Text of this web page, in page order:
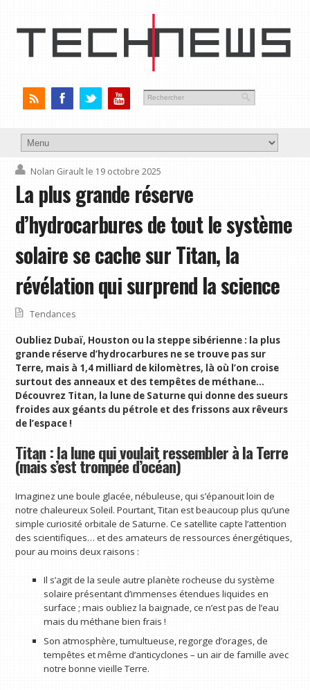
Nolan Girault le 19 octobre 2025
La plus grande réserve
d’hydrocarbures de tout le système
solaire se cache sur Titan, la
révélation qui surprend la science
Tendances
Oubliez Dubaï, Houston ou la steppe sibérienne : la plus
grande réserve d’hydrocarbures ne se trouve pas sur
Terre, mais à 1,4 milliard de kilomètres, là où l’on croise
surtout des anneaux et des tempêtes de méthane…
Découvrez Titan, la lune de Saturne qui donne des sueurs
froides aux géants du pétrole et des frissons aux rêveurs
de l’espace !
Titan : la lune qui voulait ressembler à la Terre
(mais s’est trompée d’océan)
Imaginez une boule glacée, nébuleuse, qui s’épanouit loin de
notre chaleureux Soleil. Pourtant, Titan est beaucoup plus qu’une
simple curiosité orbitale de Saturne. Ce satellite capte l’attention
des scientifiques… et des amateurs de ressources énergétiques,
pour au moins deux raisons :
Il s’agit de la seule autre planète rocheuse du système
solaire présentant d’immenses étendues liquides en
surface ; mais oubliez la baignade, ce n’est pas de l’eau
mais du méthane bien frais !
Son atmosphère, tumultueuse, regorge d’orages, de
tempêtes et même d’anticyclones – un air de famille avec
notre bonne vieille Terre.